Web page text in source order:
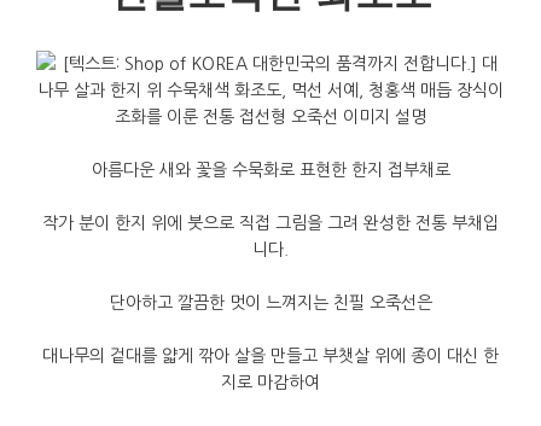
아름다운 새와 꽃을 수묵화로 표현한 한지 접부채로
작가 분이 한지 위에 붓으로 직접 그림을 그려 완성한 전통 부채입
니다
단아하고 깔끔한 멋이 느껴지는 친필 오죽선은
대나무의 겉대를 얇게 깎아 살을 만들고 부챗살 위에 종이 대신 한
지로 마감하여